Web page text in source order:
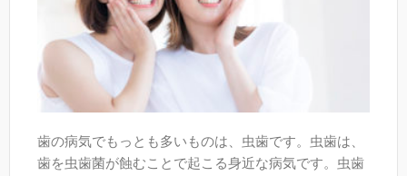
歯の病気でもっとも多いものは、虫歯です。虫歯は、
歯を虫歯菌が蝕むことで起こる身近な病気です。虫歯